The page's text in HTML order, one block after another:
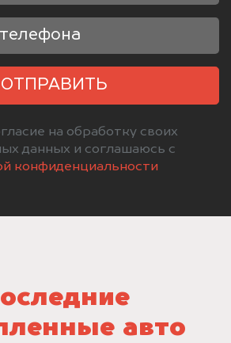
ОТПРАВИТЬ
на обработку своих
данных и соглашаюсь с
конфиденциальности
авто